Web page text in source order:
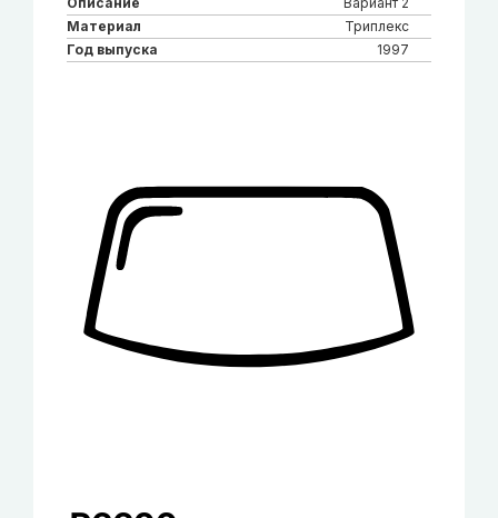
Материал
Триплекс
Год выпуска
1997